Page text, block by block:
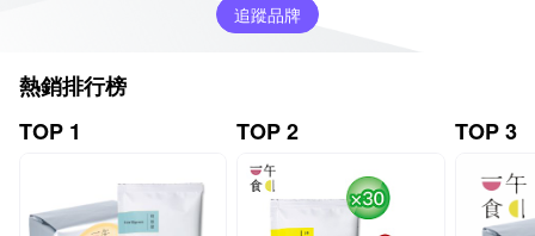
追蹤品牌
熱銷排行榜
TOP 1
TOP 2 TOP 3